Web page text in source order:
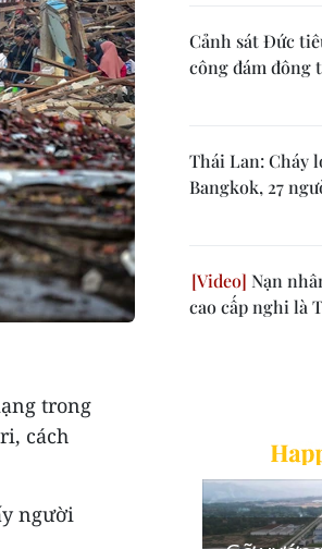
trong
cách
người
Cảnh sát Đức
công đám đông
Thái Lan: Cháy
Bangkok, 27
Nạn
cao cấp nghi là